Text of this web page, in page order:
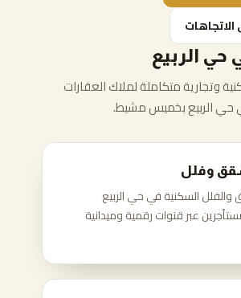
حي الربيع
وتجارية متكاملة لملاك العقارات
حي الربيع بخميس مشيط.
وفلل
السكنية في حي الربيع
عبر قنوات رقمية وميدانية